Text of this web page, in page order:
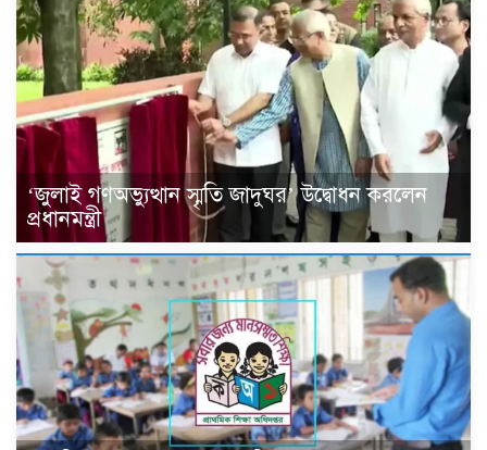
‘জুলাই গণঅভ্যুত্থান স্মৃতি জাদুঘর’ উদ্বোধন করলেন
প্রধানমন্ত্রী